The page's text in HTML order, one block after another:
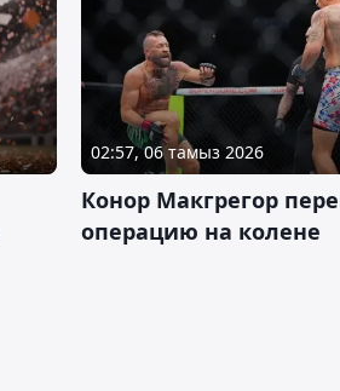
02:57, 06 тамыз 2026
Конор Макгрегор
операцию на колене